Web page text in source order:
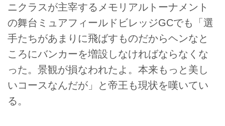
ニクラスが主宰するメモリアルトーナメント
の舞台ミュアフィールドビレッジGCでも「選
手たちがあまりに飛ばすものだからヘンなと
ころにバンカーを増設しなければならなくな
った。景観が損なわれたよ。本来もっと美し
いコースなんだが」と帝王も現状を嘆いてい
る。